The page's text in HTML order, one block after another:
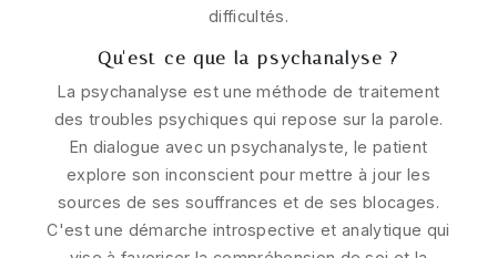
difficultés.
Qu'est-ce que la psychanalyse ?
La psychanalyse est une méthode de traitement
des troubles psychiques qui repose sur la parole.
En dialogue avec un psychanalyste, le patient
explore son inconscient pour mettre à jour les
sources de ses souffrances et de ses blocages.
C'est une démarche introspective et analytique qui